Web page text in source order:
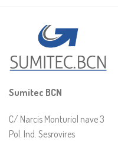
Sumitec BCN
C/ Narcis Monturiol nave 3
Pol. Ind. Sesrovires